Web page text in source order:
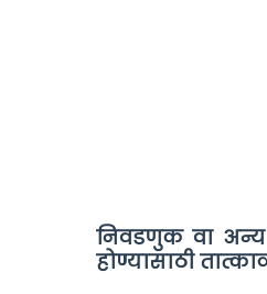
निवडणुक वा अन्य
होण्यासाठी